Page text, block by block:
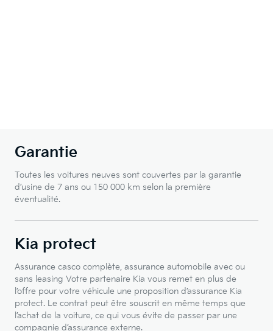
Garantie
Toutes les voitures neuves sont couvertes par la garantie
d’usine de 7 ans ou 150 000 km selon la première
éventualité.
Kia protect
Assurance casco complète, assurance automobile avec ou
sans leasing Votre partenaire Kia vous remet en plus de
l’offre pour votre véhicule une proposition d’assurance Kia
protect. Le contrat peut être souscrit en même temps que
l’achat de la voiture, ce qui vous évite de passer par une
compagnie d’assurance externe.